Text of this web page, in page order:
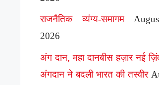
राजनैतिक व्यंग्य-समागम
2026
अंग दान, महा दानबीस हज़ार नई
अंगदान ने बदली भारत की तस्वीर